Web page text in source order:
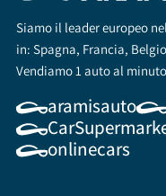
Siamo il leader europeo
in: Spagna, Francia,
Vendiamo 1 auto al
aramisauto
onlinecars